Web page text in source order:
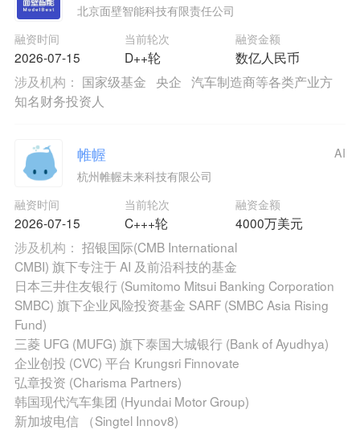
北京面壁智能科技有限责任公司
融资时间
2026-07-15
当前轮次
D++轮
融资金额
数亿人民币
涉及机构： 国家级基金 央企 汽车制造商等各类产业方
知名财务投资人
帷幄
杭州帷幄未来科技有限公司
融资时间
2026-07-15
当前轮次
C+++轮
融资金额
4000万美元
AI
涉及机构： 招银国际(CMB International
CMBI) 旗下专注于 AI 及前沿科技的基金
日本三井住友银行 (Sumitomo Mitsui Banking Corporation
SMBC) 旗下企业风险投资基金 SARF (SMBC Asia Rising
Fund)
三菱 UFG (MUFG) 旗下泰国大城银行 (Bank of Ayudhya)
企业创投 (CVC) 平台 Krungsri Finnovate
弘章投资 (Charisma Partners)
韩国现代汽车集团 (Hyundai Motor Group)
新加坡电信 （Singtel Innov8)